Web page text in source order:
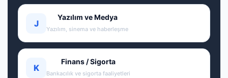
J
Yazılım ve Medya
Yazılım, sinema ve haberleşme
K
Finans / Sigorta
Bankacılık ve sigorta faaliyetleri